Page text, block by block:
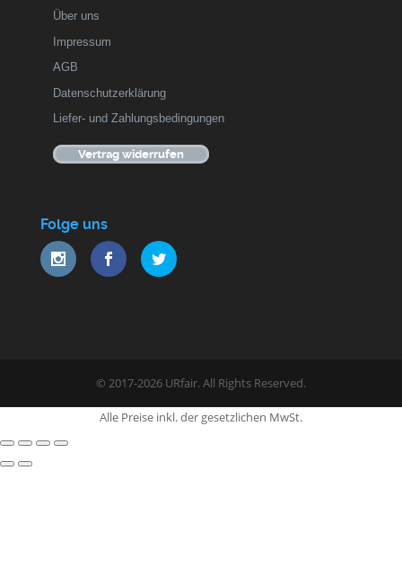
Über uns
Impressum
AGB
Datenschutzerklärung
Liefer- und Zahlungsbedingungen
Vertrag widerrufen
Folge uns
© 2017-2026 URfair. All Rights Reserved.
Alle Preise inkl. der gesetzlichen MwSt.